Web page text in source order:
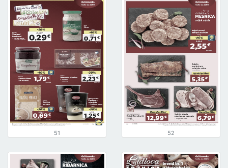
51 52